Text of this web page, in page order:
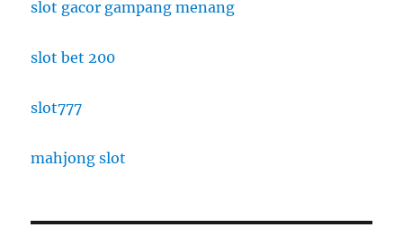
slot gacor gampang menang
slot bet 200
slot777
mahjong slot